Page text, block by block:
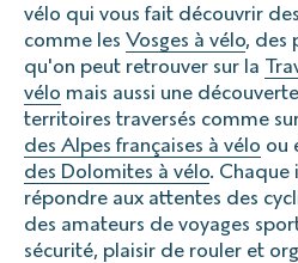
vélo qui vous fait découvrir
comme les Vosges à vélo, des
qu'on peut retrouver sur la
vélo mais aussi une
territoires traversés comme
des Alpes françaises à vélo ou
des Dolomites à vélo. Chaque
répondre aux attentes des
des amateurs de voyages
sécurité, plaisir de rouler et